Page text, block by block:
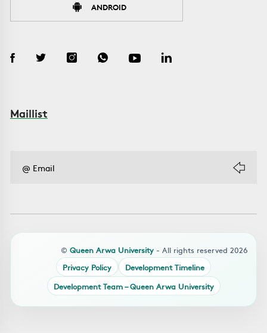
ANDROID
Maillist
© Queen Arwa University - All rights reserved 2026
Privacy Policy
Development Timeline
Development Team – Queen Arwa University